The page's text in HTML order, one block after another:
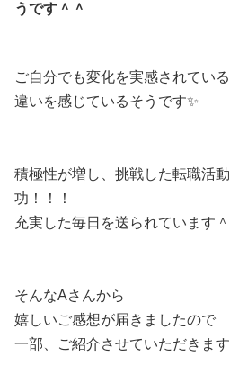
うです＾＾
ご自分でも変化を実感されてい
違いを感じているそうです✨
積極性が増し、挑戦した転職活
功！！！
充実した毎日を送られています＾
そんなAさんから
嬉しいご感想が届きましたので
一部、ご紹介させていただきます